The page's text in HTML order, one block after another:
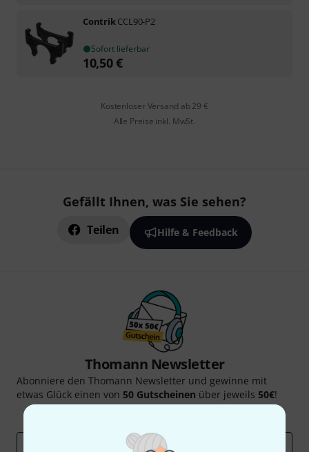
ContrikCCL90-P2
Sofort lieferbar
10,50€
Kostenloser Versand ab 29 €
Alle Preise inkl. MwSt.
Gefällt Ihnen, was Sie sehen?
Teilen Hilfe & Feedback
Thomann Newsletter
Abonniere den Thomann Newsletter und gewinne mit
etwas Glück einen von 50 Gutscheinen über jeweils 50€!
Thomann Insights